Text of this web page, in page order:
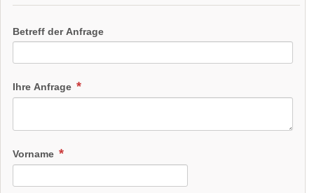
Betreff der Anfrage
Ihre Anfrage
Vorname